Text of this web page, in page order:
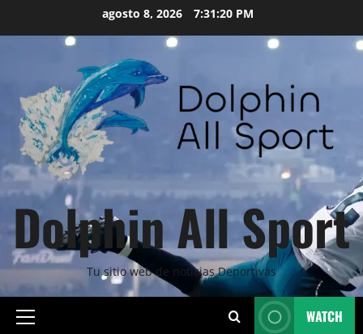
agosto 8, 2026 7:31:21 PM
Dolphin All Sport
Tu sitio web de noticias Deportivas
Primary
WATCH